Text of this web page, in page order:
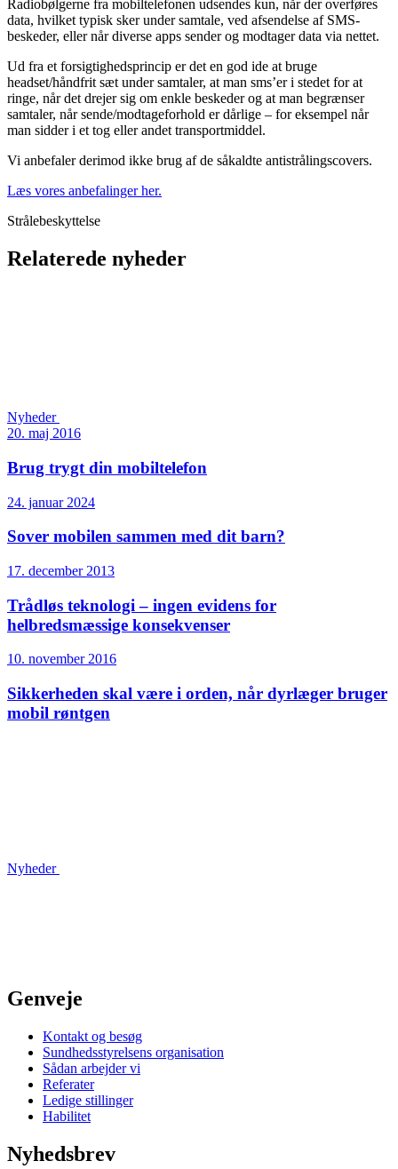
Radiobølgerne fra mobiltelefonen udsendes kun, når der overføres
data, hvilket typisk sker under samtale, ved afsendelse af SMS-
beskeder, eller når diverse apps sender og modtager data via nettet.
Ud fra et forsigtighedsprincip er det en god ide at bruge
headset/håndfrit sæt under samtaler, at man sms’er i stedet for at
ringe, når det drejer sig om enkle beskeder og at man begrænser
samtaler, når sende/modtageforhold er dårlige – for eksempel når
man sidder i et tog eller andet transportmiddel.
Vi anbefaler derimod ikke brug af de såkaldte antistrålingscovers.
Læs vores anbefalinger her.
Strålebeskyttelse
Relaterede nyheder
Nyheder
20. maj 2016
Brug trygt din mobiltelefon
24. januar 2024
Sover mobilen sammen med dit barn?
17. december 2013
Trådløs teknologi – ingen evidens for
helbredsmæssige konsekvenser
10. november 2016
Sikkerheden skal være i orden, når dyrlæger bruger
mobil røntgen
Nyheder
Genveje
Kontakt og besøg
Sundhedsstyrelsens organisation
Sådan arbejder vi
Referater
Ledige stillinger
Habilitet
Nyhedsbrev